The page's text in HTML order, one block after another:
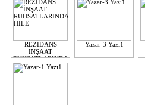
REZİDANS
İNŞAAT
RUHSATLARINDA
...
Yazar-3 Yazı1